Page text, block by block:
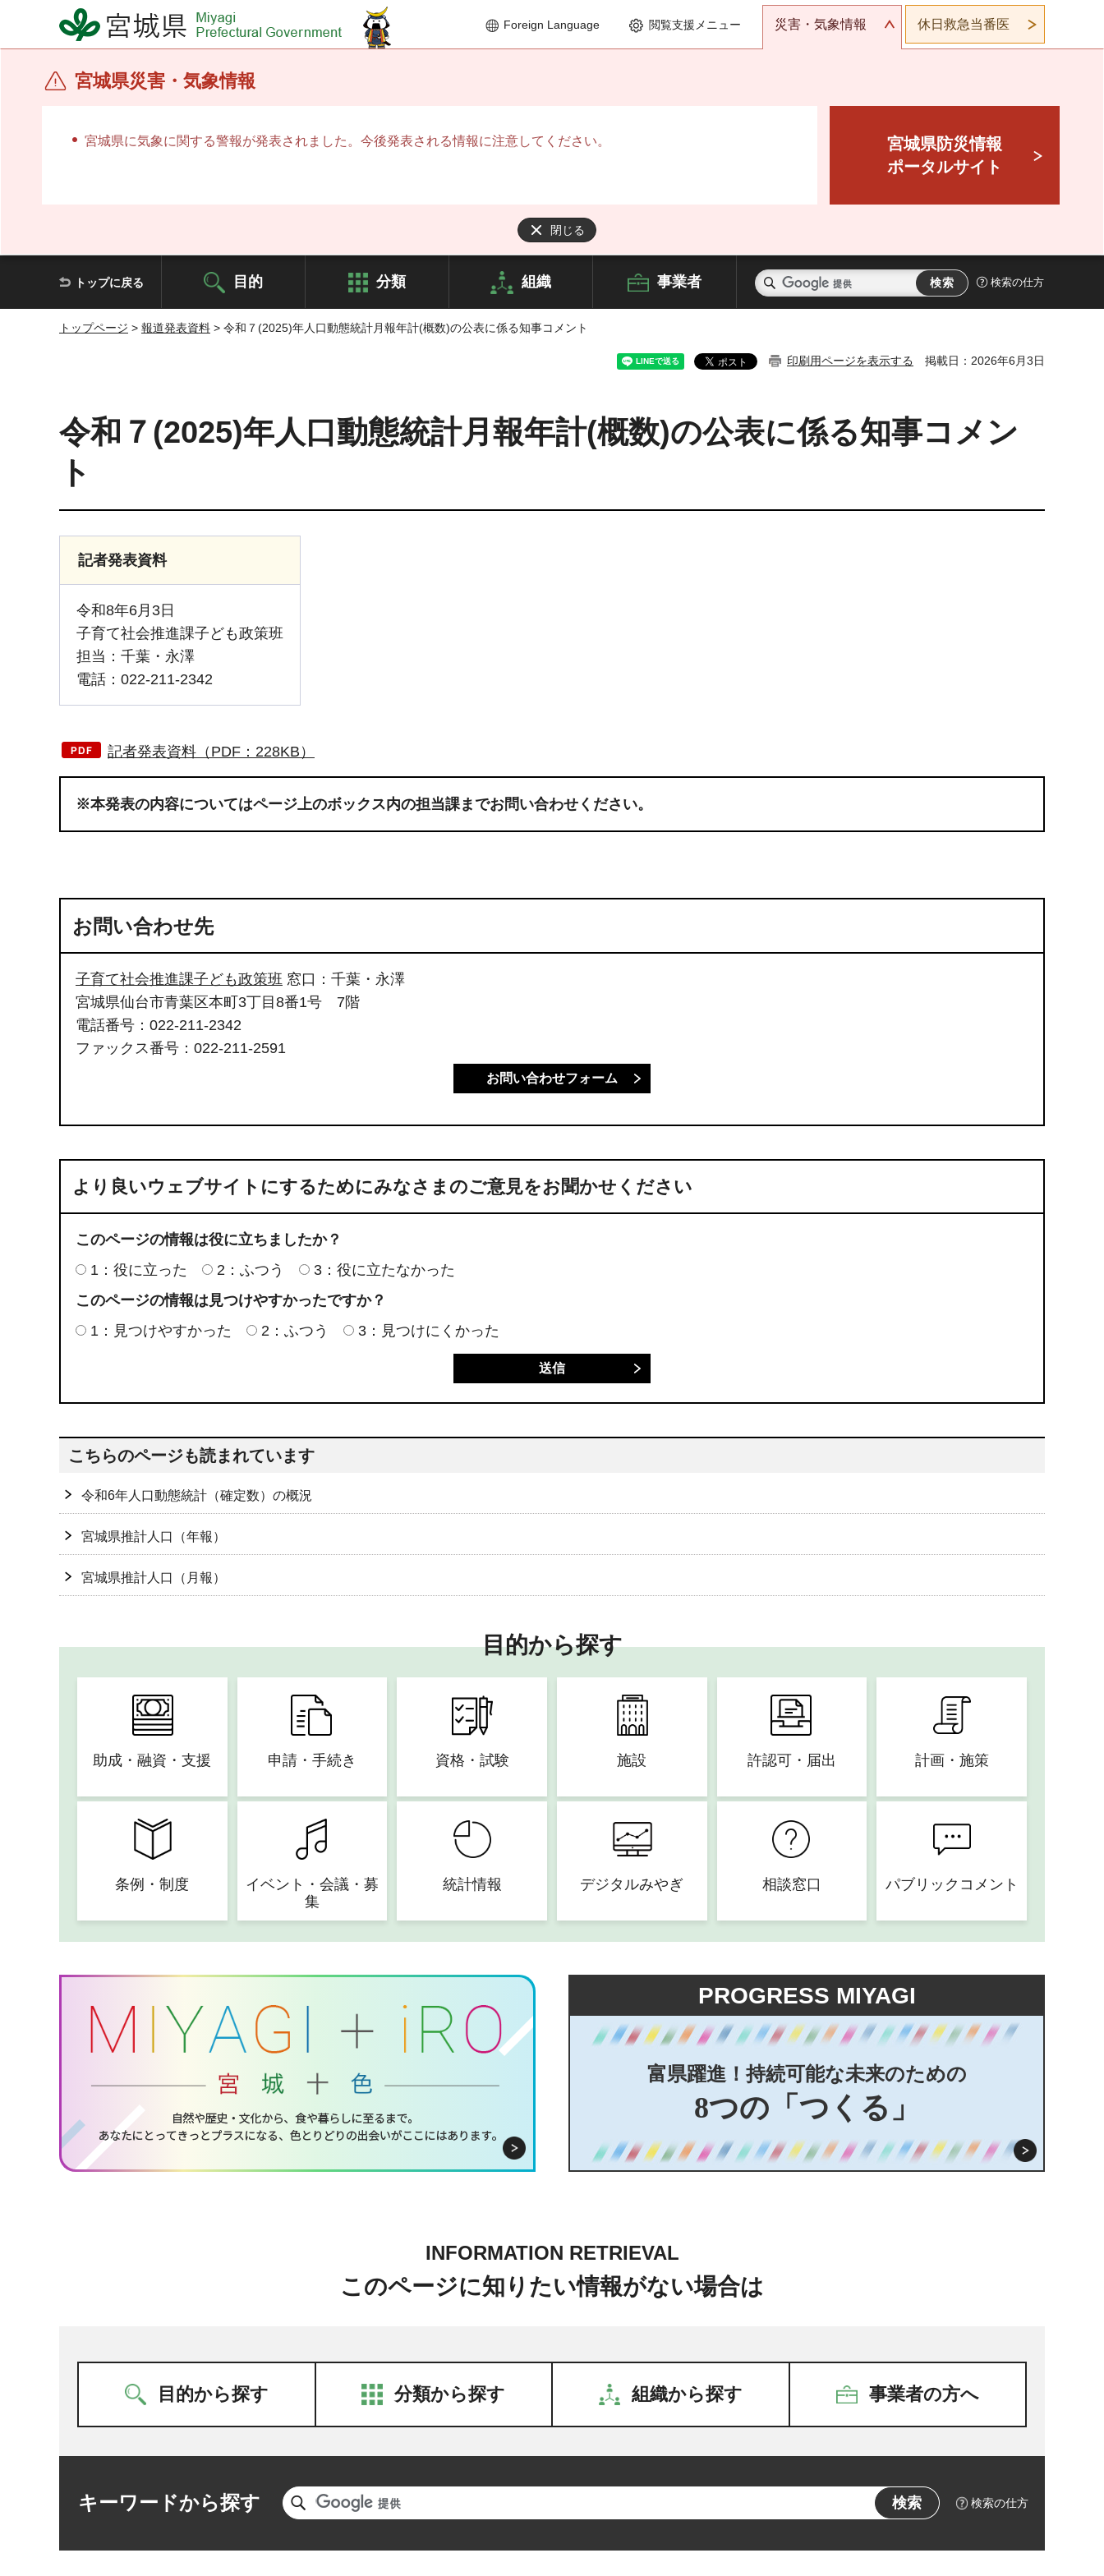
宮城県 Miyagi Prefectural Government Foreign Language 閲覧支援メニュー 災害・気象情報
宮城県災害・気象情報
宮城県に気象に関する警報が発表されました。今後発表される情報に注意してください。
宮城県防災情報
ポータルサイト
閉じる
休日救急当番医
トップに戻る 目的 分類 組織 事業者 検索の仕方
トップページ > 報道発表資料 > 令和７(2025)年人口動態統計月報年計(概数)の公表に係る知事コメント
印刷用ページを表示する 掲載日：2026年6月3日
令和７(2025)年人口動態統計月報年計(概数)の公表に係る知事コメン
ト
記者発表資料
令和8年6月3日
子育て社会推進課子ども政策班
担当：千葉・永澤
電話：022-211-2342
記者発表資料（PDF：228KB）
※本発表の内容についてはページ上のボックス内の担当課までお問い合わせください。
お問い合わせ先
子育て社会推進課子ども政策班 窓口：千葉・永澤
宮城県仙台市青葉区本町3丁目8番1号 7階
電話番号：022-211-2342
ファックス番号：022-211-2591
より良いウェブサイトにするためにみなさまのご意見をお聞かせください
このページの情報は役に立ちましたか？
1：役に立った
2：ふつう
3：役に立たなかった
このページの情報は見つけやすかったですか？
1：見つけやすかった
2：ふつう 3：見つけにくかった
こちらのページも読まれています
令和6年人口動態統計（確定数）の概況
宮城県推計人口（年報）
宮城県推計人口（月報）
目的から探す
助成・融資・支援 申請・手続き 資格・試験 施設 許認可・届出 計画・施策
条例・制度
イベント・会議・募
集
統計情報 デジタルみやぎ 相談窓口 パブリックコメント
PROGRESS MIYAGI
富県躍進！持続可能な未来のための
8つの「つくる」
INFORMATION RETRIEVAL
このページに知りたい情報がない場合は
目的から探す 分類から探す 組織から探す 事業者の方へ
キーワードから探す 検索の仕方